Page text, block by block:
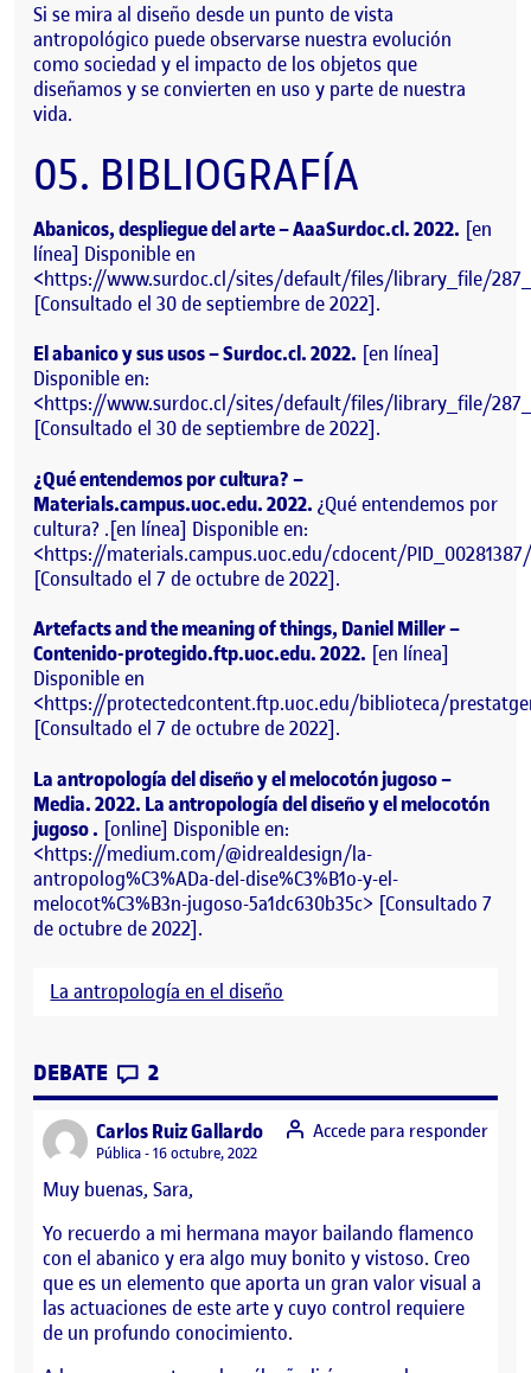
Si se mira al diseño desde un punto de vista
antropológico puede observarse nuestra evolución
como sociedad y el impacto de los objetos que
diseñamos y se convierten en uso y parte de nuestra
vida.
05. BIBLIOGRAFÍA
Abanicos, despliegue del arte – AaaSurdoc.cl. 2022. [en
línea] Disponible en
<https://www.surdoc.cl/sites/default/files/library_file/
[Consultado el 30 de septiembre de 2022].
El abanico y sus usos – Surdoc.cl. 2022. [en línea]
Disponible en:
<https://www.surdoc.cl/sites/default/files/library_file/
[Consultado el 30 de septiembre de 2022].
¿Qué entendemos por cultura? –
Materials.campus.uoc.edu. 2022. ¿Qué entendemos por
cultura? .[en línea] Disponible en:
<https://materials.campus.uoc.edu/cdocent/
[Consultado el 7 de octubre de 2022].
Artefacts and the meaning of things, Daniel Miller –
Contenido-protegido.ftp.uoc.edu. 2022. [en línea]
Disponible en
<https://protectedcontent.ftp.uoc.edu/biblioteca/
[Consultado el 7 de octubre de 2022].
La antropología del diseño y el melocotón jugoso –
Media. 2022. La antropología del diseño y el melocotón
jugoso . [online] Disponible en:
<https://medium.com/@idrealdesign/la-
antropolog%C3%ADa-del-dise%C3%B1o-y-el-
melocot%C3%B3n-jugoso-5a1dc630b35c> [Consultado 7
de octubre de 2022].
La antropología en el diseño
DEBATE CONTRIBUTIONS
2EN ANTROPOLOGÍA – PEC 1 – LA
Carlos Ruiz Gallardosays:
Visibilidad:
Pública 16 octubre, 2022
Muy buenas, Sara,
Yo recuerdo a mi hermana mayor bailando flamenco
con el abanico y era algo muy bonito y vistoso. Creo
que es un elemento que aporta un gran valor visual a
las actuaciones de este arte y cuyo control requiere
de un profundo conocimiento.
Accede para responder